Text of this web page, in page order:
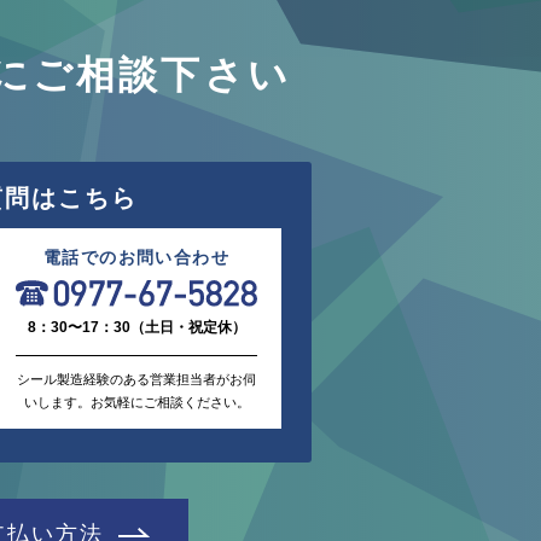
ご相談下さい
はこちら
電話でのお問い合わせ
8：30〜17：30（土日・祝定休）
シール製造経験のある営業担当者がお伺
いします。お気軽にご相談ください。
払い方法